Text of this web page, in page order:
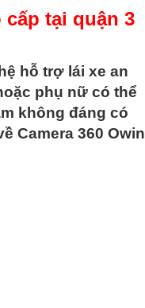
tại quận 3
hỗ trợ lái xe an
phụ nữ có thể
không đáng có
Camera 360 Owin